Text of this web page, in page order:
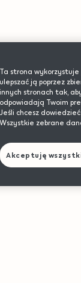
Ta strona wykorzystuje
ulepszać ją poprzez
innych stronach tak,
odpowiadają Twoim
Jeśli chcesz
Wszystkie zebrane
Akceptuję